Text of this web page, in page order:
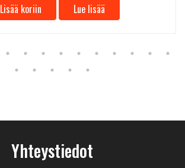
Lisää koriin Lue lisää
Yhteystiedot